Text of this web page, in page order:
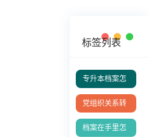
标签列表
专升本档案怎
么存档？
党组织关系转
移指南
档案在手里怎